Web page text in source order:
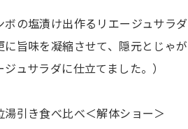
ボの塩漬け出作るリエージュサラダ
に旨味を凝縮させて、隠元とじゃ
ュサラダに仕立てました。）
湯引き食べ比べ＜解体ショー＞